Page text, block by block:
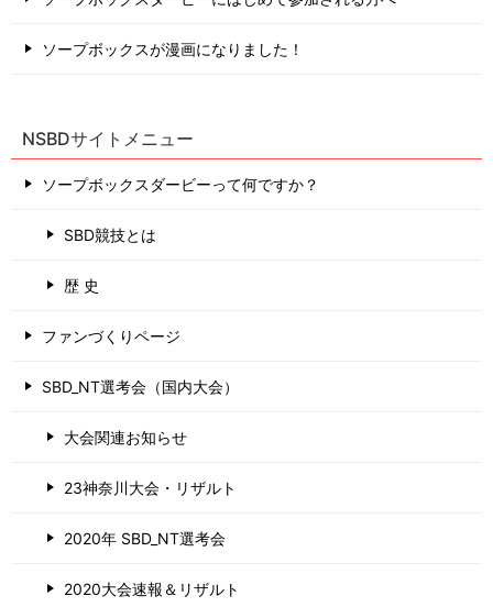
ソープボックスが漫画になりました！
NSBDサイトメニュー
ソープボックスダービーって何ですか？
SBD競技とは
歴 史
ファンづくりページ
SBD_NT選考会（国内大会）
大会関連お知らせ
23神奈川大会・リザルト
2020年 SBD_NT選考会
2020大会速報＆リザルト